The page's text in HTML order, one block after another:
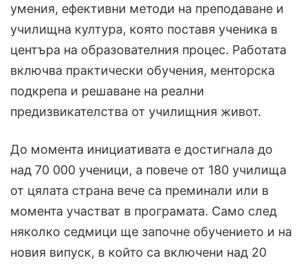
умения, ефективни методи на преподаване и
училищна култура, която поставя ученика в
центъра на образователния процес. Работата
включва практически обучения, менторска
подкрепа и решаване на реални
предизвикателства от училищния живот.
До момента инициативата е достигнала до
над 70 000 ученици, а повече от 180 училища
от цялата страна вече са преминали или в
момента участват в програмата. Само след
няколко седмици ще започне обучението и на
новия випуск, в който са включени над 20